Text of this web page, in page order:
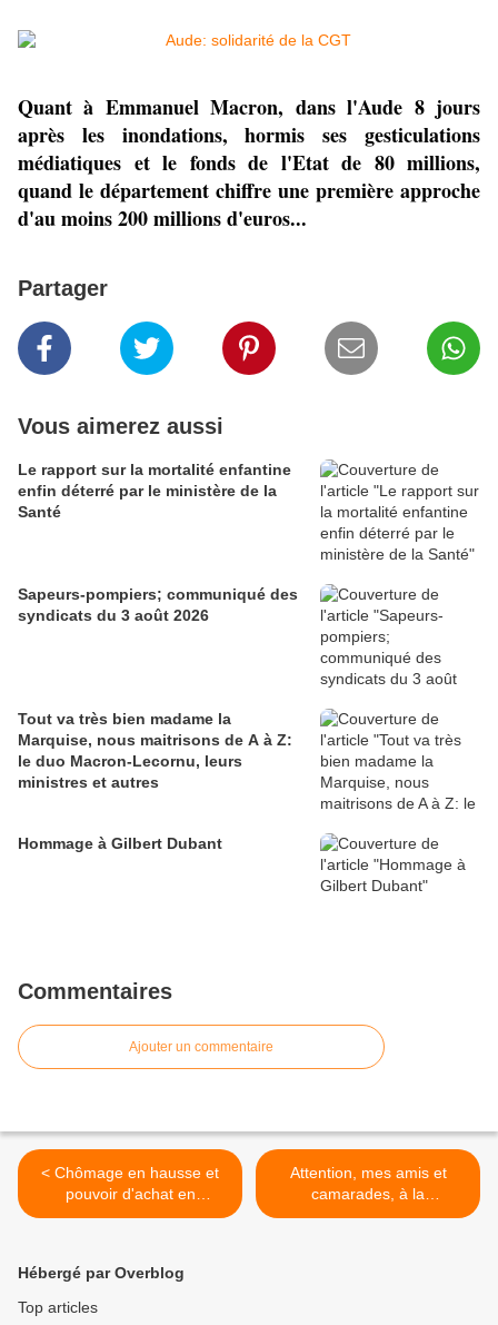
Quant à Emmanuel Macron, dans l'Aude 8 jours
après les inondations, hormis ses gesticulations
médiatiques et le fonds de l'Etat de 80 millions,
quand le département chiffre une première approche
d'au moins 200 millions d'euros...
Partager
Vous aimerez aussi
Le rapport sur la mortalité enfantine
enfin déterré par le ministère de la
Santé
Sapeurs-pompiers; communiqué des
syndicats du 3 août 2026
Tout va très bien madame la
Marquise, nous maitrisons de A à Z:
le duo Macron-Lecornu, leurs
ministres et autres
Hommage à Gilbert Dubant
Commentaires
Ajouter un commentaire
< Chômage en hausse et
pouvoir d'achat en
dégringolade
Attention, mes amis et
camarades, à la
manipulation! >
Hébergé par Overblog
Top articles